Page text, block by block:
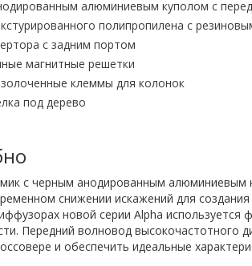
алюминиевым куполом с
полипропилена с
с задним портом
магнитные решетки
клеммы для колонок
под дерево
с черным анодированным
снижении искажений для
новой серии Alpha
Передний волновод
и обеспечить идеальные